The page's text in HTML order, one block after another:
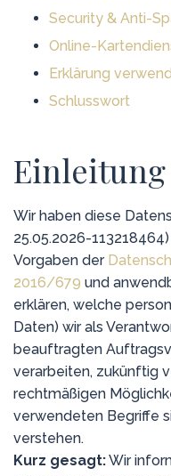
Security & Anti-
Online-
Erklärung
Schlusswort
Wir haben diese
25.05.2026-
Vorgaben der
2016/679 und
erklären, welche
Daten) wir als
beauftragten
verarbeiten, zukünftig
rechtmäßigen
verwendeten Begriffe
verstehen.
Kurz gesagt:Wir